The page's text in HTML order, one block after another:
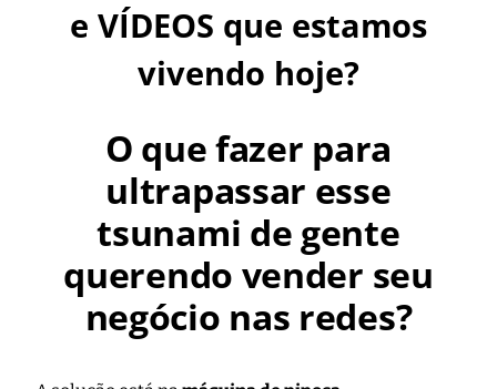
e VÍDEOS que estamos
vivendo hoje?
O que fazer para
ultrapassar esse
tsunami de gente
querendo vender seu
negócio nas redes?